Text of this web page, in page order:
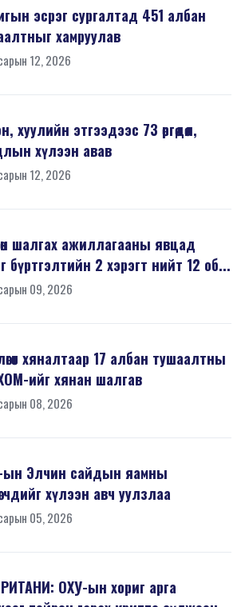
эсрэг сургалтад 451 албан
хамруулав
12, 2026
хуулийн этгээдээс 73 өргөдөл,
хүлээн авав
12, 2026
шалгах ажиллагааны явцад
хэрэг бүртгэлтийн 2 хэрэгт нийт 12 об...
09, 2026
хяналтаар 17 албан тушаалтны
ийг хянан шалгав
08, 2026
Элчин сайдын яамны
хүлээн авч уулзлаа
05, 2026
ОХУ-ын хориг арга